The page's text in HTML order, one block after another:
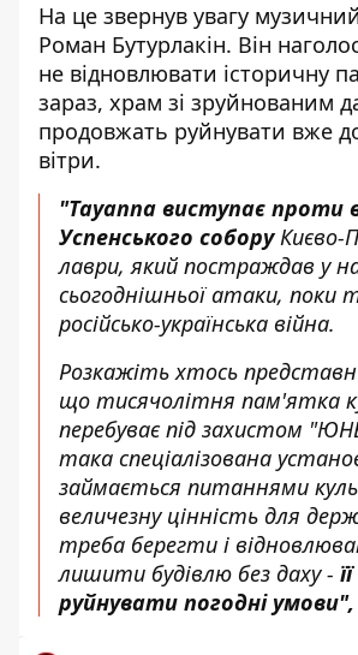
На це звернув увагу
Роман Бутурлакін. Він
не відновлювати історичну
зараз, храм зі зруйнованим
продовжать руйнувати вже
вітри.
"Tayanna виступає проти
Успенського соборуКиєво-
лаври, який постраждав у
сьогоднішньої атаки, поки
російсько-українська війна.
Розкажіть хтось
що тисячолітня пам'ятка
перебуває під захистом
така спеціалізована
займається питаннями
величезну цінність для
треба берегти і
лишити будівлю без даху -
руйнувати погодні умови",